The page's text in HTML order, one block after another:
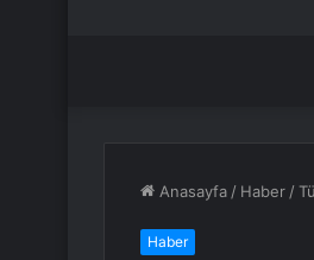
Anasayfa / Haber /
Haber